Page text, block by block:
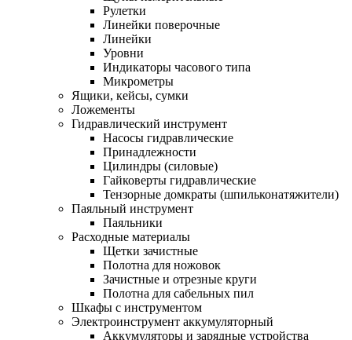
Рулетки
Линейки поверочные
Линейки
Уровни
Индикаторы часового типа
Микрометры
Ящики, кейсы, сумки
Ложементы
Гидравлический инструмент
Насосы гидравлические
Принадлежности
Цилиндры (силовые)
Гайковерты гидравлические
Тензорные домкраты (шпильконатяжители)
Паяльный инструмент
Паяльники
Расходные материалы
Щетки зачистные
Полотна для ножовок
Зачистные и отрезные круги
Полотна для сабельных пил
Шкафы с инструментом
Электроинструмент аккумуляторный
Аккумуляторы и зарядные устройства